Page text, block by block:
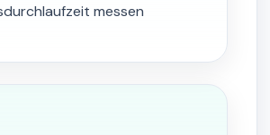
messen